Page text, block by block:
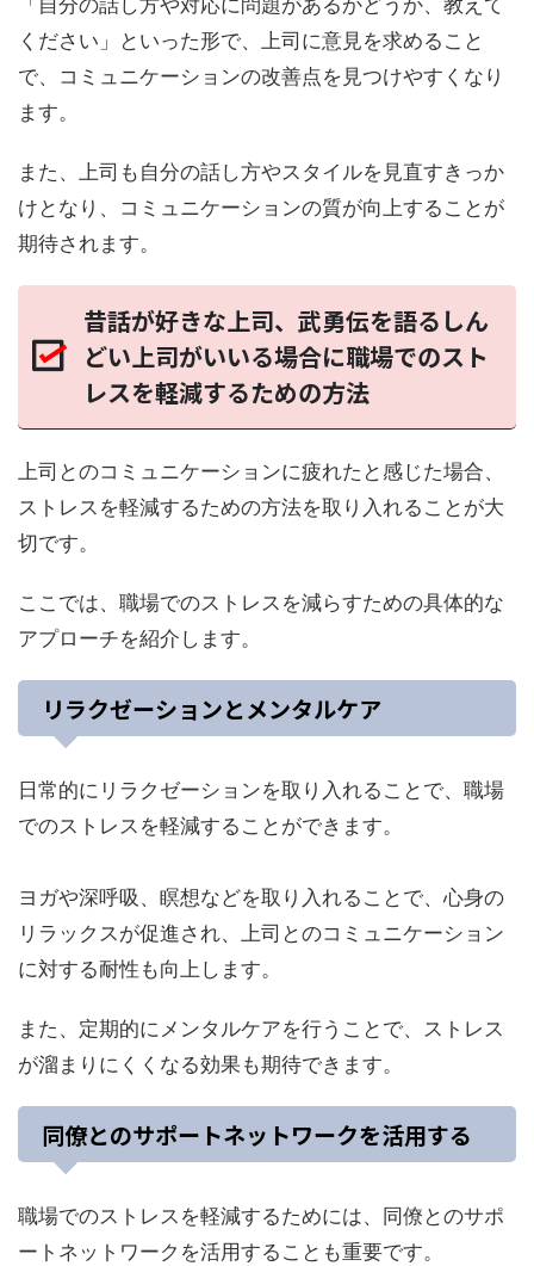
「自分の話し方や対応に問題があるかどうか、教えて
ください」といった形で、上司に意見を求めること
で、コミュニケーションの改善点を見つけやすくなり
ます。
また、上司も自分の話し方やスタイルを見直すきっか
けとなり、コミュニケーションの質が向上することが
期待されます。
昔話が好きな上司、武勇伝を語るしん
どい上司がいいる場合に職場でのスト
レスを軽減するための方法
上司とのコミュニケーションに疲れたと感じた場合、
ストレスを軽減するための方法を取り入れることが大
切です。
ここでは、職場でのストレスを減らすための具体的な
アプローチを紹介します。
リラクゼーションとメンタルケア
日常的にリラクゼーションを取り入れることで、職場
でのストレスを軽減することができます。
ヨガや深呼吸、瞑想などを取り入れることで、心身の
リラックスが促進され、上司とのコミュニケーション
に対する耐性も向上します。
また、定期的にメンタルケアを行うことで、ストレス
が溜まりにくくなる効果も期待できます。
同僚とのサポートネットワークを活用する
職場でのストレスを軽減するためには、同僚とのサポ
ートネットワークを活用することも重要です。